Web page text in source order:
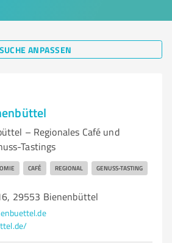
SUCHE ANPASSEN
– Regionales Café und
Tastings
CAFÉ REGIONAL GENUSS-TASTING
29553 Bienenbüttel